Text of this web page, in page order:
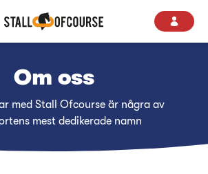
Om oss
med Stall Ofcourse är några av
mest dedikerade namn